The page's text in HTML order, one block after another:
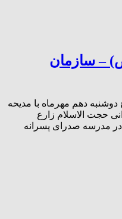
– سازمان
دهم مهرماه با مدیحه
حجت الاسلام زارع
مدرسه صدرای پسرانه